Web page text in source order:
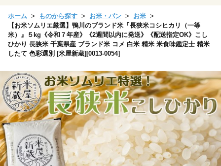
ホーム ものから探す お米・パン
お米
【お米ソムリエ厳選】鴨川のブランド米『長狭米コシヒカリ（一等
米）』５kg《令和７年産》《2週間以内に発送》《配送指定OK》こし
ひかり 長狭米 千葉県産 ブランド米 コメ 白米 精米 米食味鑑定士 精米
したて 色彩選別 [米屋新蔵][0013-0054]